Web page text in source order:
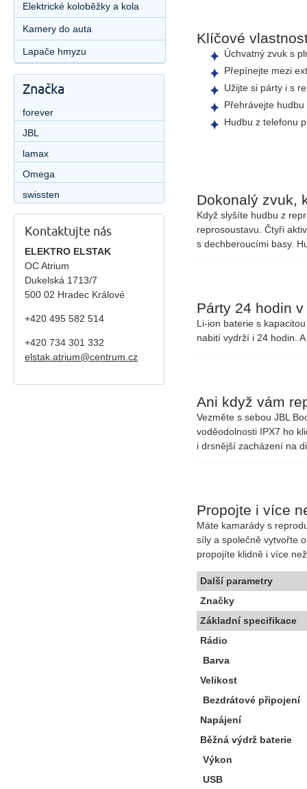
Klíčové
Úchvatný zvuk s
Přepínejte mezi
Užijte si párty i s
Přehrávejte
Hudbu z telefonu
Dokonalý zvuk,
Když slyšíte hudbu z
reprosoustavu. Čtyři
s dechberoucími basy.
Párty 24 hodin
Li-ion baterie s
nabití vydrží i 24 hodin.
Ani když vám
Vezměte s sebou JBL
voděodolnosti IPX7 ho
i drsnější zacházení na
Propojte i více
Máte kamarády s
síly a společně vytvořte
propojíte klidně i více
Další parametry
Značky
Základní specifikace
Rádio
Barva
Velikost
Bezdrátové připojení
Napájení
Běžná výdrž baterie
Výkon
USB
Elektrické koloběžky a kola
Kamery do auta
Lapače hmyzu
Značka
forever
JBL
lamax
Omega
swissten
Kontaktujte nás
ELEKTRO ELSTAK
OC Atrium
Dukelská 1713/7
500 02 Hradec Králové
+420 495 582 514
+420 734 301 332
elstak.atrium@centrum.cz